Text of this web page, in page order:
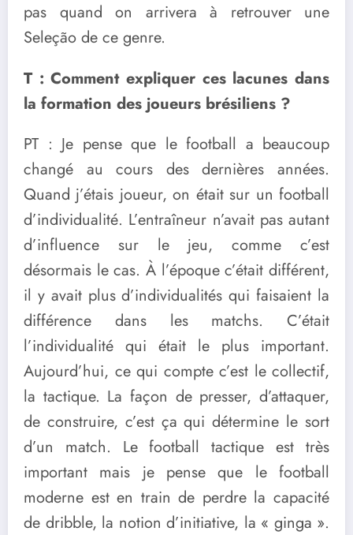
pas quand on arrivera à retrouver une
Seleção de ce genre.
T : Comment expliquer ces lacunes dans
la formation des joueurs brésiliens ?
PT : Je pense que le football a beaucoup
changé au cours des dernières années.
Quand j’étais joueur, on était sur un football
d’individualité. L’entraîneur n’avait pas autant
d’influence sur le jeu, comme c’est
désormais le cas. À l’époque c’était différent,
il y avait plus d’individualités qui faisaient la
différence dans les matchs. C’était
l’individualité qui était le plus important.
Aujourd’hui, ce qui compte c’est le collectif,
la tactique. La façon de presser, d’attaquer,
de construire, c’est ça qui détermine le sort
d’un match. Le football tactique est très
important mais je pense que le football
moderne est en train de perdre la capacité
de dribble, la notion d’initiative, la « ginga ».